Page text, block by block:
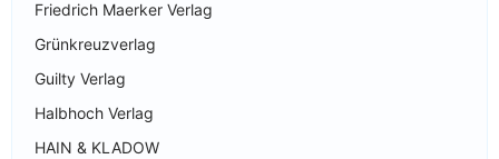
Friedrich Maerker Verlag
Grünkreuzverlag
Guilty Verlag
Halbhoch Verlag
HAIN & KLADOW